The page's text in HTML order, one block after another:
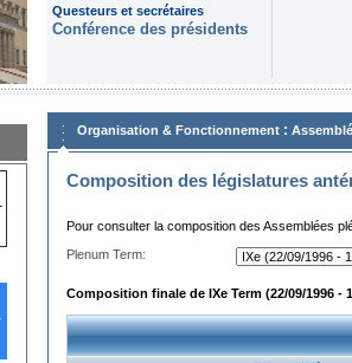
Questeurs et secrétaires
Conférence des présidents
Organisation & Fonctionnement :
Composition des législatures
Pour consulter la composition des Assemblées
Plenum Term:
Composition finale de IXe Term (22/09/1996 -